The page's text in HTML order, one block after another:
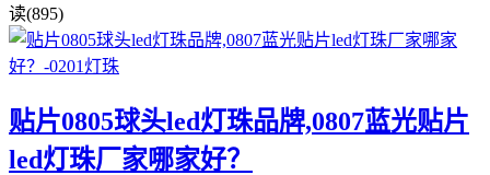
读(895)
贴片0805球头led灯珠品牌,0807蓝光贴片
led灯珠厂家哪家好？